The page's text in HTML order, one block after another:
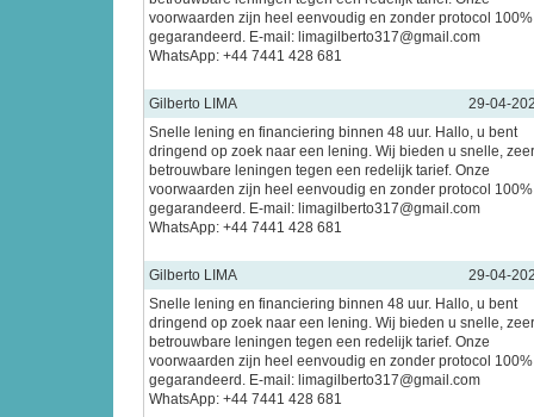
voorwaarden zijn heel eenvoudig en zonder protocol 100%
gegarandeerd. E-mail: limagilberto317@gmail.com
WhatsApp: +44 7441 428 681
Gilberto LIMA
29-04-
Snelle lening en financiering binnen 48 uur. Hallo, u bent
dringend op zoek naar een lening. Wij bieden u snelle, zeer
betrouwbare leningen tegen een redelijk tarief. Onze
voorwaarden zijn heel eenvoudig en zonder protocol 100%
gegarandeerd. E-mail: limagilberto317@gmail.com
WhatsApp: +44 7441 428 681
Gilberto LIMA
29-04-
Snelle lening en financiering binnen 48 uur. Hallo, u bent
dringend op zoek naar een lening. Wij bieden u snelle, zeer
betrouwbare leningen tegen een redelijk tarief. Onze
voorwaarden zijn heel eenvoudig en zonder protocol 100%
gegarandeerd. E-mail: limagilberto317@gmail.com
WhatsApp: +44 7441 428 681